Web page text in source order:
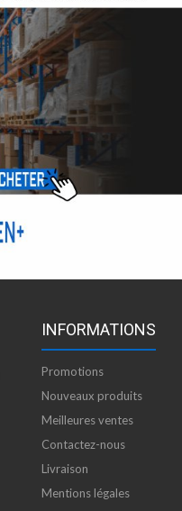
INFORMATIONS
Promotions
Nouveaux produits
Meilleures ventes
Contactez-nous
Livraison
Mentions légales